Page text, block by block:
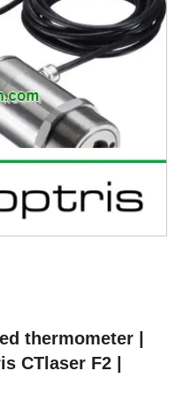
thermometer |
CTlaser F2 |